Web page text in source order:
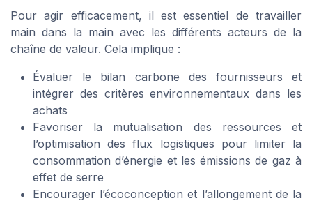
Pour agir efficacement, il est essentiel de travailler
main dans la main avec les différents acteurs de la
chaîne de valeur. Cela implique :
Évaluer le bilan carbone des fournisseurs et
intégrer des critères environnementaux dans les
achats
Favoriser la mutualisation des ressources et
l’optimisation des flux logistiques pour limiter la
consommation d’énergie et les émissions de gaz à
effet de serre
Encourager l’écoconception et l’allongement de la